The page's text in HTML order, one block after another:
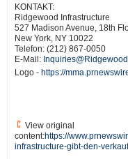
KONTAKT:
Ridgewood Infrastructure
527 Madison Avenue, 18th
New York, NY 10022
Telefon: (212) 867-0050
E-Mail:
Logo - https://
View original
content:https://
infrastructure-gibt-den-